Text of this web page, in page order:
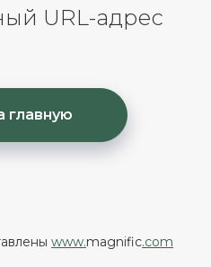
URL-адрес
главную
www.magnific.com